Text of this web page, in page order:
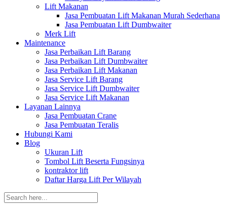
Lift Makanan
Jasa Pembuatan Lift Makanan Murah Sederhana
Jasa Pembuatan Lift Dumbwaiter
Merk Lift
Maintenance
Jasa Perbaikan Lift Barang
Jasa Perbaikan Lift Dumbwaiter
Jasa Perbaikan Lift Makanan
Jasa Service Lift Barang
Jasa Service Lift Dumbwaiter
Jasa Service Lift Makanan
Layanan Lainnya
Jasa Pembuatan Crane
Jasa Pembuatan Teralis
Hubungi Kami
Blog
Ukuran Lift
Tombol Lift Beserta Fungsinya
kontraktor lift
Daftar Harga Lift Per Wilayah